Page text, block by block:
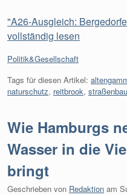
"A26-Ausgleich:
vollständig lesen
Kategorien:
Politik&Gesellschaft
Tags für diesen Artikel:
naturschutz, reitbrook, straßenbau
Wie Hamburgs
Wasser in die
bringt
Geschrieben von Redaktion am